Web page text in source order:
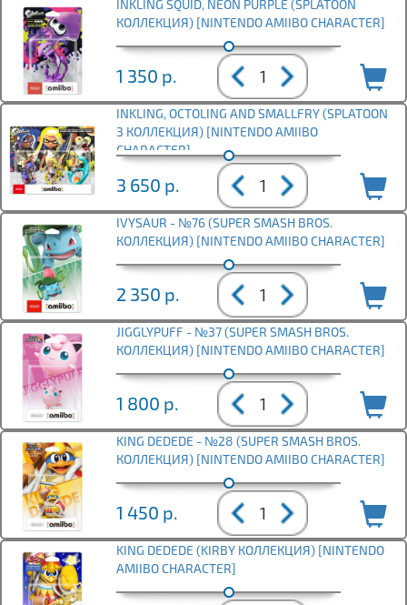
INKLING SQUID, NEON PURPLE (SPLATOON
КОЛЛЕКЦИЯ) [NINTENDO AMIIBO CHARACTER]
1 350 р.
INKLING, OCTOLING AND SMALLFRY (SPLATOON
3 КОЛЛЕКЦИЯ) [NINTENDO AMIIBO
CHARACTER]
3 650 р.
IVYSAUR - №76 (SUPER SMASH BROS.
КОЛЛЕКЦИЯ) [NINTENDO AMIIBO CHARACTER]
2 350 р.
JIGGLYPUFF - №37 (SUPER SMASH BROS.
КОЛЛЕКЦИЯ) [NINTENDO AMIIBO CHARACTER]
1 800 р.
KING DEDEDE - №28 (SUPER SMASH BROS.
КОЛЛЕКЦИЯ) [NINTENDO AMIIBO CHARACTER]
1 450 р.
KING DEDEDE (KIRBY КОЛЛЕКЦИЯ) [NINTENDO
AMIIBO CHARACTER]